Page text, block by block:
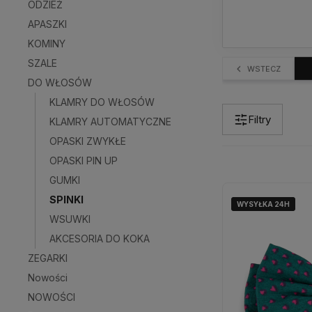
ODZIEŻ
APASZKI
KOMINY
SZALE
DO WŁOSÓW
KLAMRY DO WŁOSÓW
KLAMRY AUTOMATYCZNE
OPASKI ZWYKŁE
OPASKI PIN UP
GUMKI
SPINKI
WSUWKI
AKCESORIA DO KOKA
ZEGARKI
Nowości
NOWOŚCI
WSTECZ
Filtry
WYSYŁKA 24H
WYSYŁKA 24H